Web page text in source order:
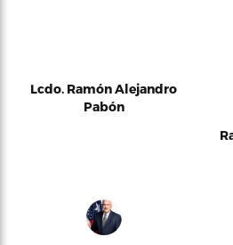
Lcdo. Ramón Alejandro
Pabón